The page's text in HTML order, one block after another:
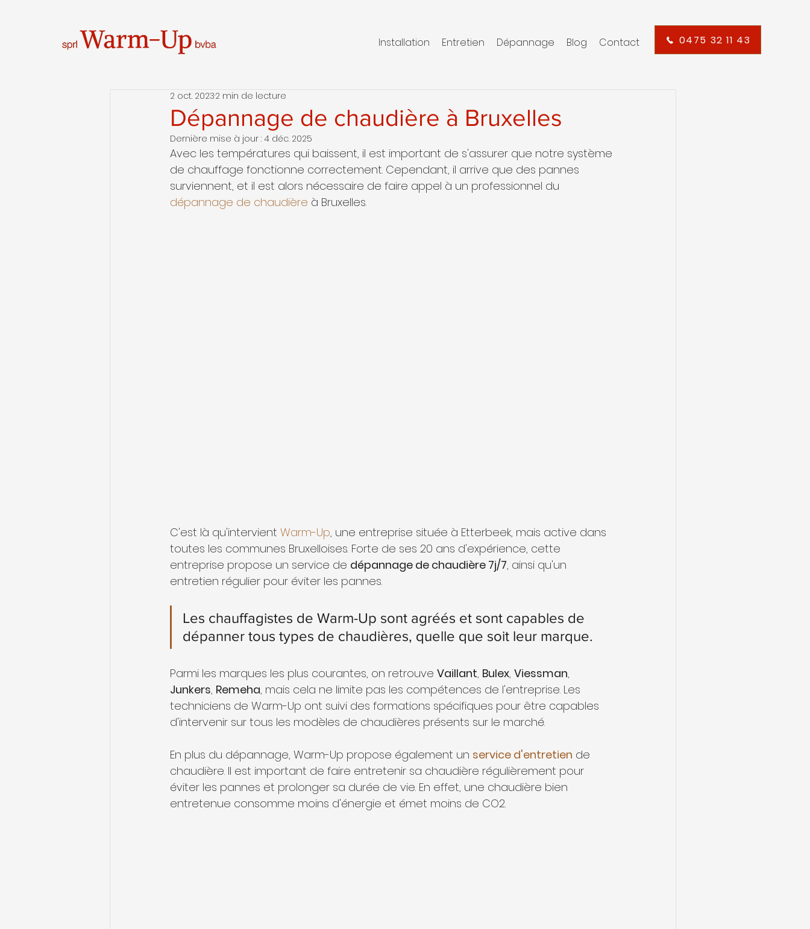
Installation Entretien Dépannage Blog Contact 0475 32 11 43
Dépannage de chaudière à Bruxelles
2 oct. 20232 min de lecture
Dernière mise à jour : 4 déc. 2025
Avec les températures qui baissent, il est important de s'assurer que notre système
de chauffage fonctionne correctement. Cependant, il arrive que des pannes
surviennent, et il est alors nécessaire de faire appel à un professionnel du
dépannage de chaudière à Bruxelles.
C'est là qu'intervient Warm-Up, une entreprise située à Etterbeek, mais active dans
toutes les communes Bruxelloises. Forte de ses 20 ans d'expérience, cette
entreprise propose un service de dépannage de chaudière 7j/7, ainsi qu'un
entretien régulier pour éviter les pannes.
Les chauffagistes de Warm-Up sont agréés et sont capables de
dépanner tous types de chaudières, quelle que soit leur marque.
Parmi les marques les plus courantes, on retrouve Vaillant, Bulex, Viessman,
Junkers, Remeha, mais cela ne limite pas les compétences de l'entreprise. Les
techniciens de Warm-Up ont suivi des formations spécifiques pour être capables
d'intervenir sur tous les modèles de chaudières présents sur le marché.
En plus du dépannage, Warm-Up propose également un service d'entretien de
chaudière. Il est important de faire entretenir sa chaudière régulièrement pour
éviter les pannes et prolonger sa durée de vie. En effet, une chaudière bien
entretenue consomme moins d'énergie et émet moins de CO2.